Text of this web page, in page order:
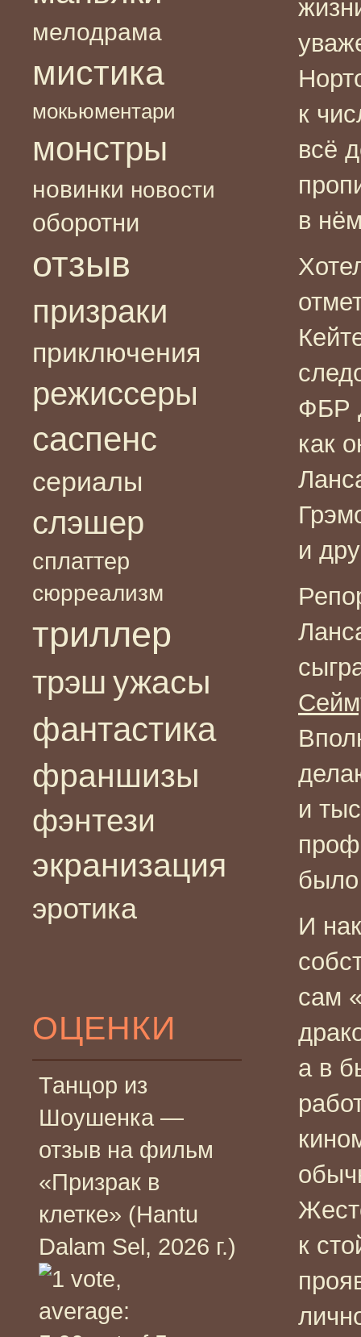
мелодрама
мистика
мокьюментари
монстры
новинки новости
оборотни
отзыв
призраки
приключения
режиссеры
саспенс
сериалы
слэшер
сплаттер
сюрреализм
триллер
трэш ужасы
фантастика
франшизы
фэнтези
экранизация
эротика
ОЦЕНКИ
Танцор из
Шоушенка —
отзыв на фильм
«Призрак в
клетке» (Hantu
Dalam Sel, 2026 г.)
к
всё
в
ФБР
как
и
и
И
сам
а в
к